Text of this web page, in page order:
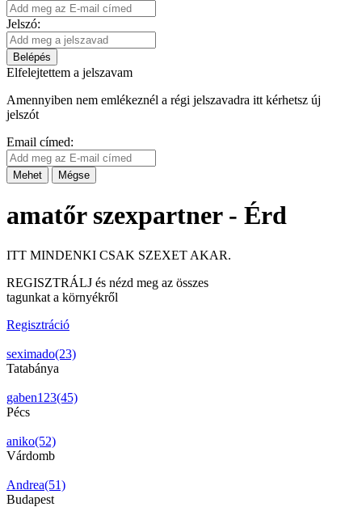
Jelszó:
Belépés
Elfelejtettem a jelszavam
Amennyiben nem emlékeznél a régi jelszavadra itt kérhetsz új
jelszót
Email címed:
Mehet Mégse
amatőr szexpartner - Érd
ITT MINDENKI CSAK SZEXET AKAR.
REGISZTRÁLJ és nézd meg az összes
tagunkat a környékről
Regisztráció
seximado(23)
Tatabánya
gaben123(45)
Pécs
aniko(52)
Várdomb
Andrea(51)
Budapest